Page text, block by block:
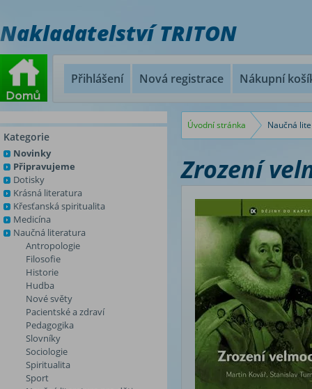
Nakladatelství TRITON
Přihlášení Nová registrace Nákupní
Kategorie
Novinky
Připravujeme
Dotisky
Krásná literatura
Křesťanská spiritualita
Medicína
Naučná literatura
Antropologie
Filosofie
Historie
Hudba
Nové světy
Pacientské a zdraví
Pedagogika
Slovníky
Sociologie
Spiritualita
Sport
Úvodní stránka Naučná
Zrození